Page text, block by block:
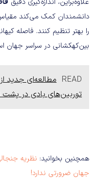
دانشمندان کمک می‌کند
را بهتر تنظیم کنند. فاصله
بین‌کهکشانی در سراسر جهان
READ مطالعه‌ای جدید
توربین‌های بادی در
همچنین بخوانید: نظریه
جهان ضرورتی ندارد!